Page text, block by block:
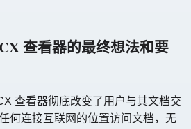
查看器的最终想法和要
查看器彻底改变了用户与其文档交
何连接互联网的位置访问文档，无